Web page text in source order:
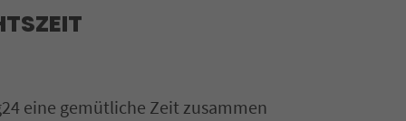
eine gemütliche Zeit zusammen